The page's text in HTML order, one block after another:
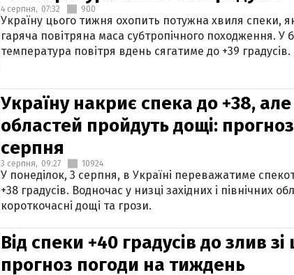
4 серпня, 07:32 900
Україну цього тижня охопить потужна хвиля спеки,
гаряча повітряна маса субтропічного походження. У
температура повітря вдень сягатиме до +39 градусів.
Україну накриє спека до +38, але
областей пройдуть дощі:
серпня
3 серпня, 09:27 10924
У понеділок, 3 серпня, в Україні переважатиме
+38 градусів. Водночас у низці західних і північних
короткочасні дощі та грози.
Від спеки +40 градусів до злив
прогноз погоди на тиждень